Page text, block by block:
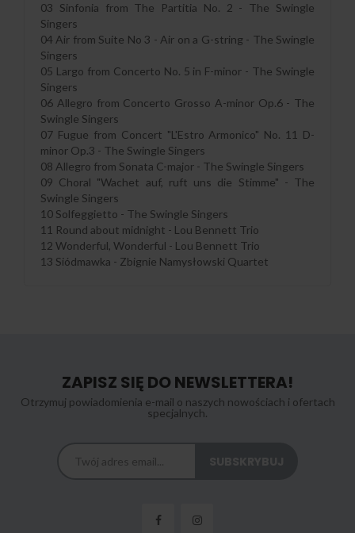
03 Sinfonia from The Partitia No. 2 - The Swingle
Singers
04 Air from Suite No 3 - Air on a G-string - The Swingle
Singers
05 Largo from Concerto No. 5 in F-minor - The Swingle
Singers
06 Allegro from Concerto Grosso A-minor Op.6 - The
Swingle Singers
07 Fugue from Concert "L'Estro Armonico" No. 11 D-
minor Op.3 - The Swingle Singers
08 Allegro from Sonata C-major - The Swingle Singers
09 Choral "Wachet auf, ruft uns die Stimme" - The
Swingle Singers
10 Solfeggietto - The Swingle Singers
11 Round about midnight - Lou Bennett Trio
12 Wonderful, Wonderful - Lou Bennett Trio
13 Siódmawka - Zbignie Namysłowski Quartet
ZAPISZ SIĘ DO NEWSLETTERA!
Otrzymuj powiadomienia e-mail o naszych nowościach i ofertach
specjalnych.